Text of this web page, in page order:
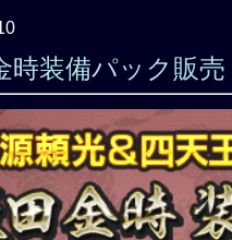
時装備パック販売